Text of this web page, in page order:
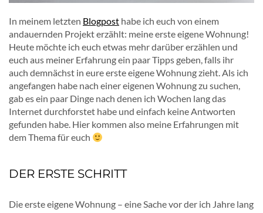
In meinem letzten Blogpost habe ich euch von einem
andauernden Projekt erzählt: meine erste eigene Wohnung!
Heute möchte ich euch etwas mehr darüber erzählen und
euch aus meiner Erfahrung ein paar Tipps geben, falls ihr
auch demnächst in eure erste eigene Wohnung zieht. Als ich
angefangen habe nach einer eigenen Wohnung zu suchen,
gab es ein paar Dinge nach denen ich Wochen lang das
Internet durchforstet habe und einfach keine Antworten
gefunden habe. Hier kommen also meine Erfahrungen mit
dem Thema für euch
DER ERSTE SCHRITT
Die erste eigene Wohnung – eine Sache vor der ich Jahre lang